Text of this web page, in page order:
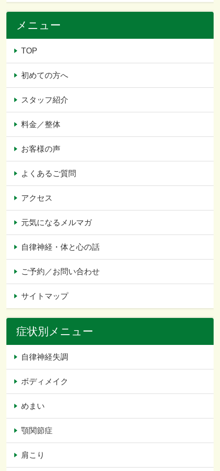
メニュー
TOP
初めての方へ
スタッフ紹介
料金／整体
お客様の声
よくあるご質問
アクセス
元気になるメルマガ
自律神経・体と心の話
ご予約／お問い合わせ
サイトマップ
症状別メニュー
自律神経失調
ボディメイク
めまい
顎関節症
肩こり